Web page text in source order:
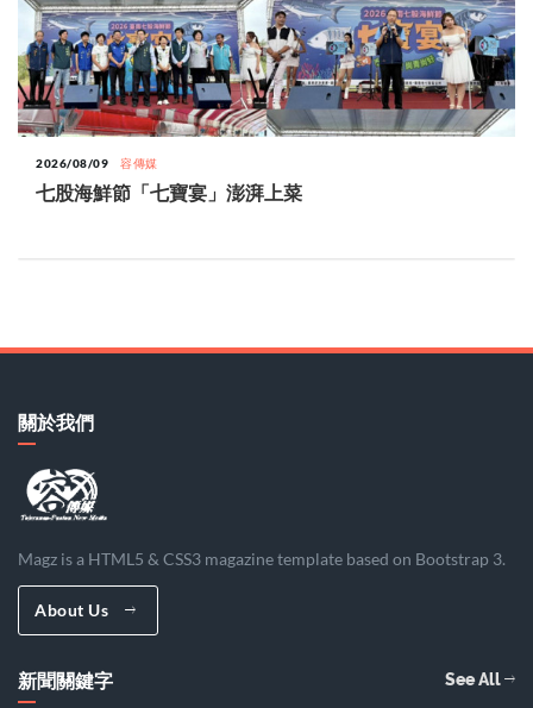
2026/08/09 容傳媒
七股海鮮節「七寶宴」澎湃上菜
關於我們
Magz is a HTML5 & CSS3 magazine template based on Bootstrap 3.
About Us
新聞關鍵字 See All